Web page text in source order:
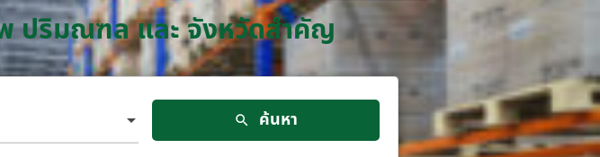
พ ปริมณฑล และ จังหวัดสำคัญ
ค้นหา